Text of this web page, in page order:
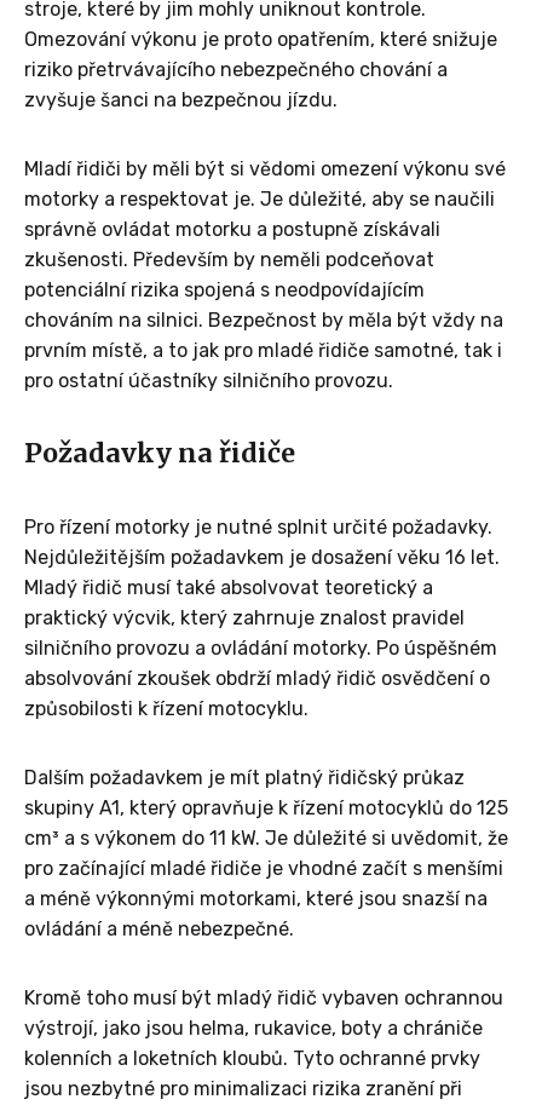
stroje, které by jim mohly uniknout kontrole.
Omezování výkonu je proto opatřením, které snižuje
riziko přetrvávajícího nebezpečného chování a
zvyšuje šanci na bezpečnou jízdu.
Mladí řidiči by měli být si vědomi omezení výkonu své
motorky a respektovat je. Je důležité, aby se naučili
správně ovládat motorku a postupně získávali
zkušenosti. Především by neměli podceňovat
potenciální rizika spojená s neodpovídajícím
chováním na silnici. Bezpečnost by měla být vždy na
prvním místě, a to jak pro mladé řidiče samotné, tak i
pro ostatní účastníky silničního provozu.
Požadavky na řidiče
Pro řízení motorky je nutné splnit určité požadavky.
Nejdůležitějším požadavkem je dosažení věku 16 let.
Mladý řidič musí také absolvovat teoretický a
praktický výcvik, který zahrnuje znalost pravidel
silničního provozu a ovládání motorky. Po úspěšném
absolvování zkoušek obdrží mladý řidič osvědčení o
způsobilosti k řízení motocyklu.
Dalším požadavkem je mít platný řidičský průkaz
skupiny A1, který opravňuje k řízení motocyklů do 125
cm³ a s výkonem do 11 kW. Je důležité si uvědomit, že
pro začínající mladé řidiče je vhodné začít s menšími
a méně výkonnými motorkami, které jsou snazší na
ovládání a méně nebezpečné.
Kromě toho musí být mladý řidič vybaven ochrannou
výstrojí, jako jsou helma, rukavice, boty a chrániče
kolenních a loketních kloubů. Tyto ochranné prvky
jsou nezbytné pro minimalizaci rizika zranění při